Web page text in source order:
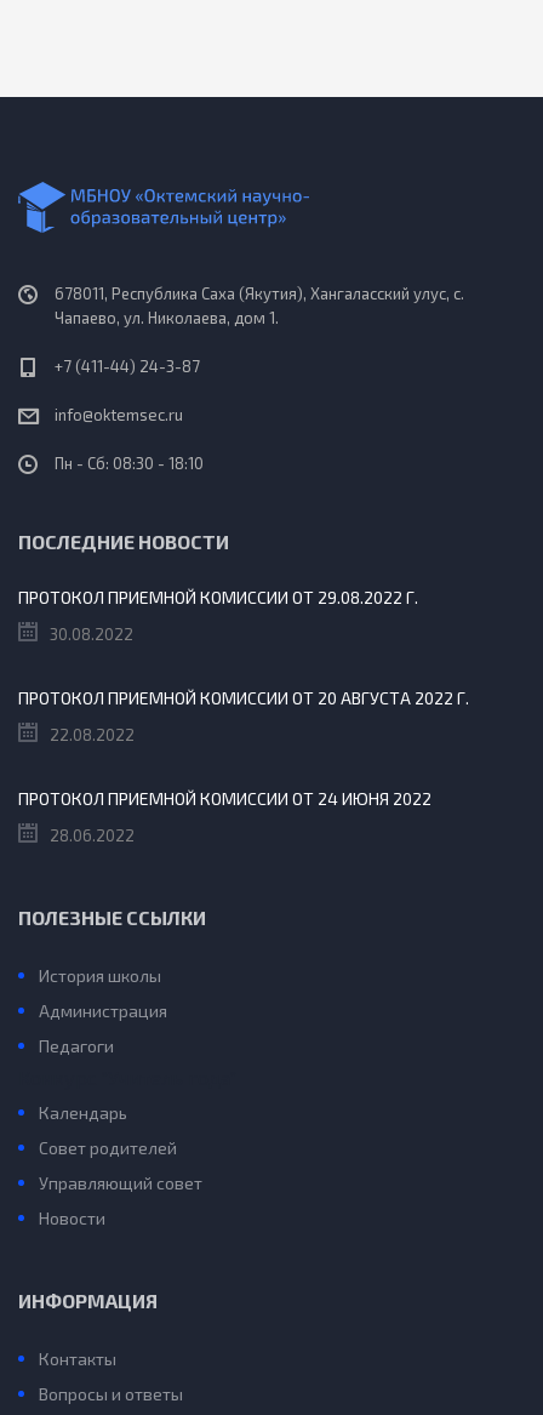
678011, Республика Саха (Якутия), Хангаласский улус, с.
Чапаево, ул. Николаева, дом 1.
+7 (411-44) 24-3-87
info@oktemsec.ru
Пн - Сб: 08:30 - 18:10
ПОСЛЕДНИЕ НОВОСТИ
ПРОТОКОЛ ПРИЕМНОЙ КОМИССИИ ОТ 29.08.2022 Г.
30.08.2022
ПРОТОКОЛ ПРИЕМНОЙ КОМИССИИ ОТ 20 АВГУСТА 2022 Г.
22.08.2022
ПРОТОКОЛ ПРИЕМНОЙ КОМИССИИ ОТ 24 ИЮНЯ 2022
28.06.2022
ПОЛЕЗНЫЕ ССЫЛКИ
История школы
Администрация
Педагоги
Календарь
Совет родителей
Управляющий совет
Новости
ИНФОРМАЦИЯ
Контакты
Вопросы и ответы